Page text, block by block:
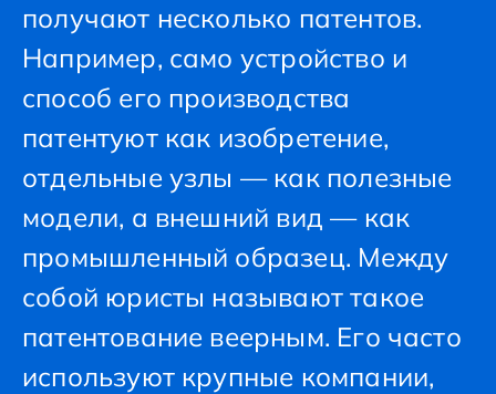
получают несколько патентов.
Например, само устройство и
способ его производства
патентуют как изобретение,
отдельные узлы — как полезные
модели, а внешний вид — как
промышленный образец. Между
собой юристы называют такое
патентование веерным. Его часто
используют крупные компании,